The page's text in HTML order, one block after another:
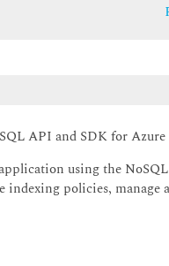
API and SDK for Azure
using the
policies, manage